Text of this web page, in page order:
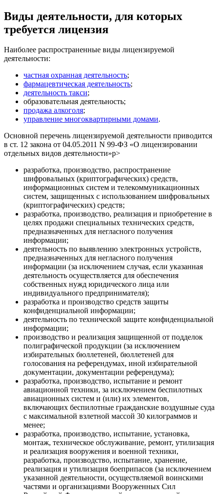
Виды деятельности, для которых
требуется лицензия
Наиболее распространенные виды лицензируемой
деятельности:
частная охранная деятельность;
фармацевтическая деятельность;
деятельность такси;
образовательная деятельность;
продажа алкоголя;
управление многоквартирными домами.
Основной перечень лицензируемой деятельности приводится
в ст. 12 закона от 04.05.2011 N 99-ФЗ «О лицензировании
отдельных видов деятельности»р>
разработка, производство, распространение
шифровальных (криптографических) средств,
информационных систем и телекоммуникационных
систем, защищенных с использованием шифровальных
(криптографических) средств;
разработка, производство, реализация и приобретение в
целях продажи специальных технических средств,
предназначенных для негласного получения
информации;
деятельность по выявлению электронных устройств,
предназначенных для негласного получения
информации (за исключением случая, если указанная
деятельность осуществляется для обеспечения
собственных нужд юридического лица или
индивидуального предпринимателя);
разработка и производство средств защиты
конфиденциальной информации;
деятельность по технической защите конфиденциальной
информации;
производство и реализация защищенной от подделок
полиграфической продукции (за исключением
избирательных бюллетеней, бюллетеней для
голосования на референдумах, иной избирательной
документации, документации референдума);
разработка, производство, испытание и ремонт
авиационной техники, за исключением беспилотных
авиационных систем и (или) их элементов,
включающих беспилотные гражданские воздушные суда
с максимальной взлетной массой 30 килограммов и
менее;
разработка, производство, испытание, установка,
монтаж, техническое обслуживание, ремонт, утилизация
и реализация вооружения и военной техники,
разработка, производство, испытание, хранение,
реализация и утилизация боеприпасов (за исключением
указанной деятельности, осуществляемой воинскими
частями и организациями Вооруженных Сил